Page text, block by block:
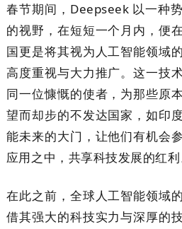
春节期间，Deepseek 以一种
的视野，在短短一个月内，便
国更是将其视为人工智能领域
高度重视与大力推广。这一技
同一位慷慨的使者，为那些原
望而却步的不发达国家，如印
能未来的大门，让他们有机会
应用之中，共享科技发展的红利
在此之前，全球人工智能领域
借其强大的科技实力与深厚的